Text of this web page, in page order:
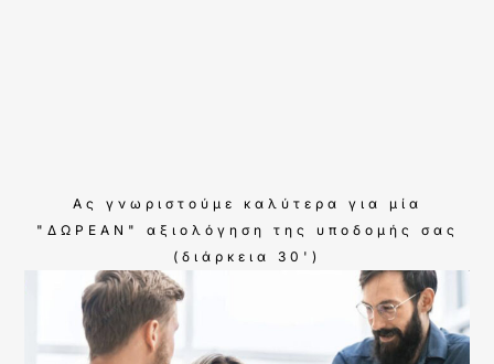
Ας γνωριστούμε καλύτερα για μία
"ΔΩΡΕΑΝ" αξιολόγηση της υποδομής σας
(διάρκεια 30')